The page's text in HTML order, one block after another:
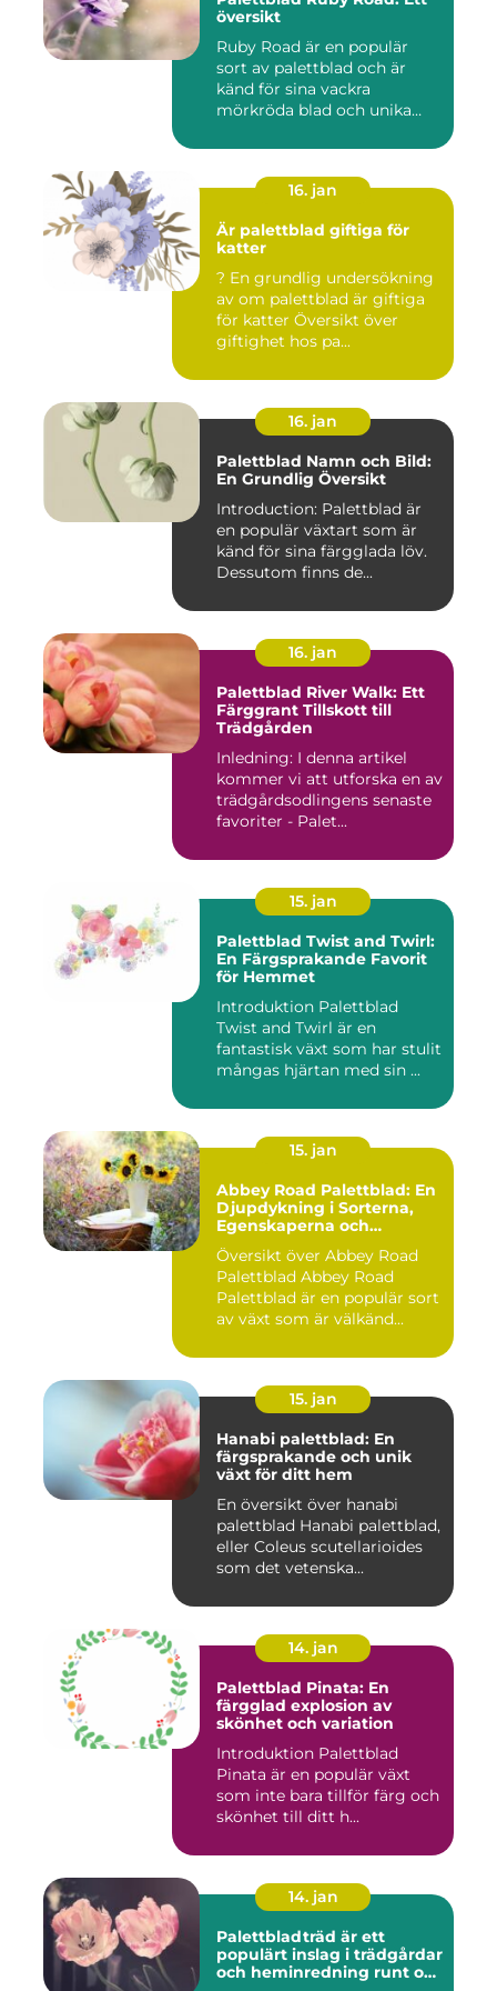
översikt
Ruby Road är en populär
sort av palettblad och är
känd för sina vackra
mörkröda blad och unika
16. jan
Är palettblad giftiga för
katter
? En grundlig undersökning
av om palettblad är giftiga
för katter Översikt över
giftighet hos pa...
16. jan
Palettblad Namn och Bild:
En Grundlig Översikt
Introduction: Palettblad är
en populär växtart som är
känd för sina färgglada löv.
Dessutom finns de...
16. jan
Palettblad River Walk: Ett
Färggrant Tillskott till
Trädgården
Inledning: I denna artikel
kommer vi att utforska en av
trädgårdsodlingens senaste
favoriter - Palet...
15. jan
Palettblad Twist and Twirl:
En Färgsprakande Favorit
för Hemmet
Introduktion Palettblad
Twist and Twirl är en
fantastisk växt som har stulit
mångas hjärtan med sin ...
15. jan
Abbey Road Palettblad: En
Djupdykning i Sorterna,
Egenskaperna och
Historien
Översikt över Abbey Road
Palettblad Abbey Road
Palettblad är en populär sort
av växt som är välkänd...
15. jan
Hanabi palettblad: En
färgsprakande och unik
växt för ditt hem
En översikt över hanabi
palettblad Hanabi palettblad,
eller Coleus scutellarioides
som det vetenska...
14. jan
Palettblad Pinata: En
färgglad explosion av
skönhet och variation
Introduktion Palettblad
Pinata är en populär växt
som inte bara tillför färg och
skönhet till ditt h...
14. jan
Palettbladträd är ett
populärt inslag i trädgårdar
och heminredning runt om